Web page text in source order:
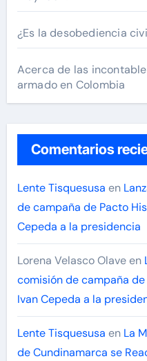
¿Es la desobediencia
Acerca de las
armado en Colombia
Comentarios
Lente Tisquesusa en
de campaña de Pacto
Cepeda a la presidencia
Lorena Velasco Olaveen
comisión de campaña
Ivan Cepeda a la
Lente Tisquesusa en La
de Cundinamarca se